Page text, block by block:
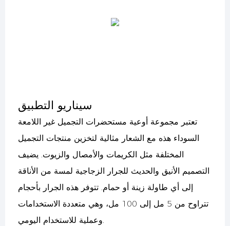
سيناريو التطبيق
تعتبر مجموعة أوعية مستحضرات التجميل غير اللامعة
السوداء هذه مع الشعار مثالية لتخزين منتجات التجميل
المختلفة مثل الكريمات والأمصال والزيوت. يضيف
التصميم الأنيق والحديث للجرار الزجاجية لمسة من الأناقة
إلى أي طاولة زينة أو حمام. تتوفر هذه الجرار بأحجام
تتراوح من 5 مل إلى 100 مل، وهي متعددة الاستخدامات
وعملية للاستخدام اليومي.